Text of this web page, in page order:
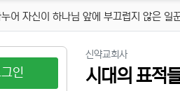
어 자신이 하나님 앞에 부끄럽지 않은
신약교회사분류
시대의 표적
인